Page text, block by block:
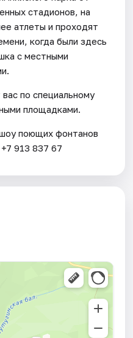
стадионов, на
атлеты и проходят
когда были здесь
с местными
по специальному
площадками.
поющих фонтанов
913 837 67